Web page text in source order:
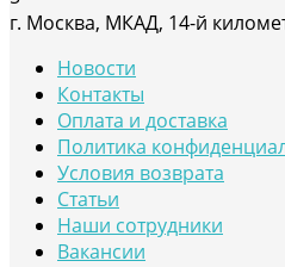
г. Москва, МКАД, 14-й
Новости
Контакты
Оплата и доставка
Политика
Условия возврата
Статьи
Наши сотрудники
Вакансии